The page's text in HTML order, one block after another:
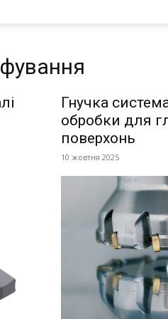
Гнучка
обробки для
поверхонь
10 жовтня 2025